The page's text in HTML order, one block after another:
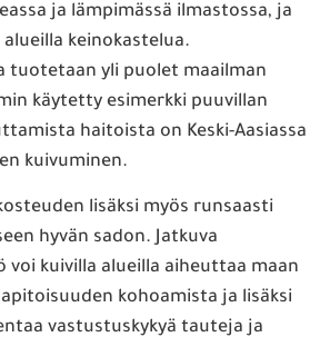
ja lämpimässä ilmastossa, ja
keinokastelua.
tuotetaan yli puolet maailman
käytetty esimerkki puuvillan
haitoista on Keski-Aasiassa
kuivuminen.
lisäksi myös runsaasti
hyvän sadon. Jatkuva
kuivilla alueilla aiheuttaa maan
kohoamista ja lisäksi
vastustuskykyä tauteja ja